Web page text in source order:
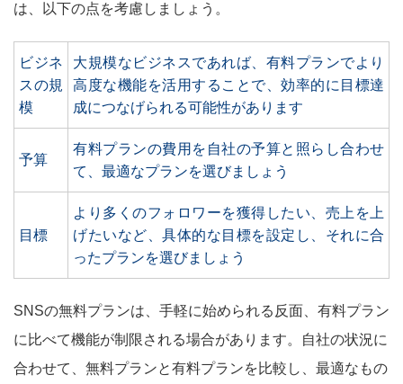
は、以下の点を考慮しましょう。
ビジネ
スの規
模
大規模なビジネスであれば、有料プランでより
高度な機能を活用することで、効率的に目標達
成につなげられる可能性があります
予算
有料プランの費用を自社の予算と照らし合わせ
て、最適なプランを選びましょう
目標
より多くのフォロワーを獲得したい、売上を上
げたいなど、具体的な目標を設定し、それに合
ったプランを選びましょう
SNSの無料プランは、手軽に始められる反面、有料プラン
に比べて機能が制限される場合があります。自社の状況に
合わせて、無料プランと有料プランを比較し、最適なもの